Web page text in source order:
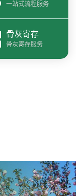
一站式流程服务
骨灰寄存
骨灰寄存服务